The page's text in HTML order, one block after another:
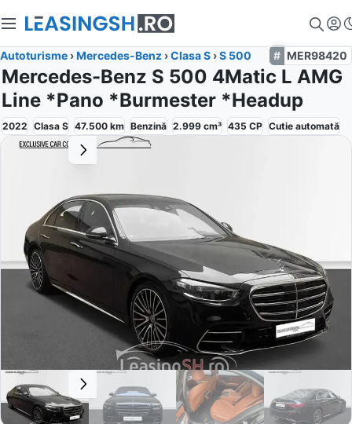
Autoturisme ›Mercedes-Benz ›Clasa S ›S 500 MER98420
Mercedes-Benz S 500 4Matic L AMG
Line *Pano *Burmester *Headup
2022 Clasa S 47.500 km Benzină 2.999 cm³ 435 CP Cutie automată